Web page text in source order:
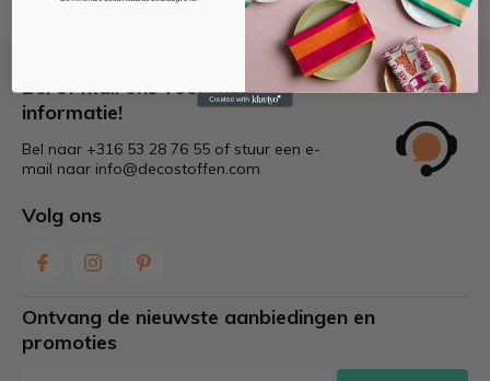
Bel of mail ons voor meer
informatie!
Bel naar +316 53 28 76 55 of stuur een e-
mail naar info@decostoffen.com
Volg ons
Ontvang de nieuwste aanbiedingen en
promoties